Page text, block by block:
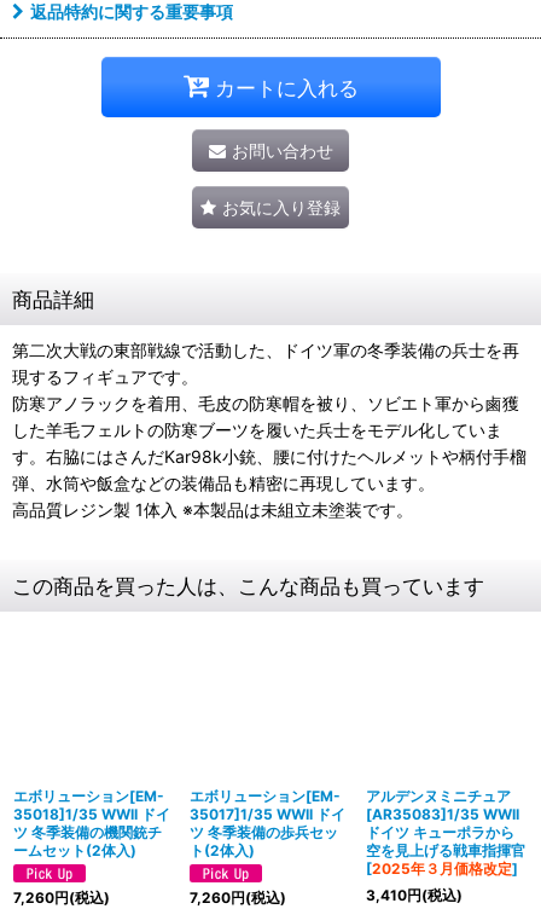
返品特約に関する重要事項
カートに入れる
お問い合わせ
お気に入り登録
商品詳細
第二次大戦の東部戦線で活動した、ドイツ軍の冬季装備の兵士を再
現するフィギュアです。
防寒アノラックを着用、毛皮の防寒帽を被り、ソビエト軍から鹵獲
した羊毛フェルトの防寒ブーツを履いた兵士をモデル化していま
す。右脇にはさんだKar98k小銃、腰に付けたヘルメットや柄付手榴
弾、水筒や飯盒などの装備品も精密に再現しています。
高品質レジン製 1体入 ※本製品は未組立未塗装です。
この商品を買った人は、こんな商品も買っています
エボリューション[EM-
35018]1/35 WWII ドイ
ツ 冬季装備の機関銃チ
ームセット(2体入)
7,260円(税込)
エボリューション[EM-
35017]1/35 WWII ドイ
ツ 冬季装備の歩兵セッ
ト(2体入)
7,260円(税込)
アルデンヌミニチュア
[AR35083]1/35 WWII
ドイツ キューポラから
空を見上げる戦車指揮官
[2025年３月価格改定]
3,410円(税込)